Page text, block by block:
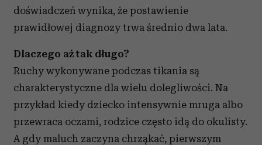
doświadczeń wynika, że postawienie
prawidłowej diagnozy trwa średnio dwa lata.
Dlaczego aż tak długo?
Ruchy wykonywane podczas tikania są
charakterystyczne dla wielu dolegliwości. Na
przykład kiedy dziecko intensywnie mruga albo
przewraca oczami, rodzice często idą do okulisty.
A gdy maluch zaczyna chrząkać, pierwszym